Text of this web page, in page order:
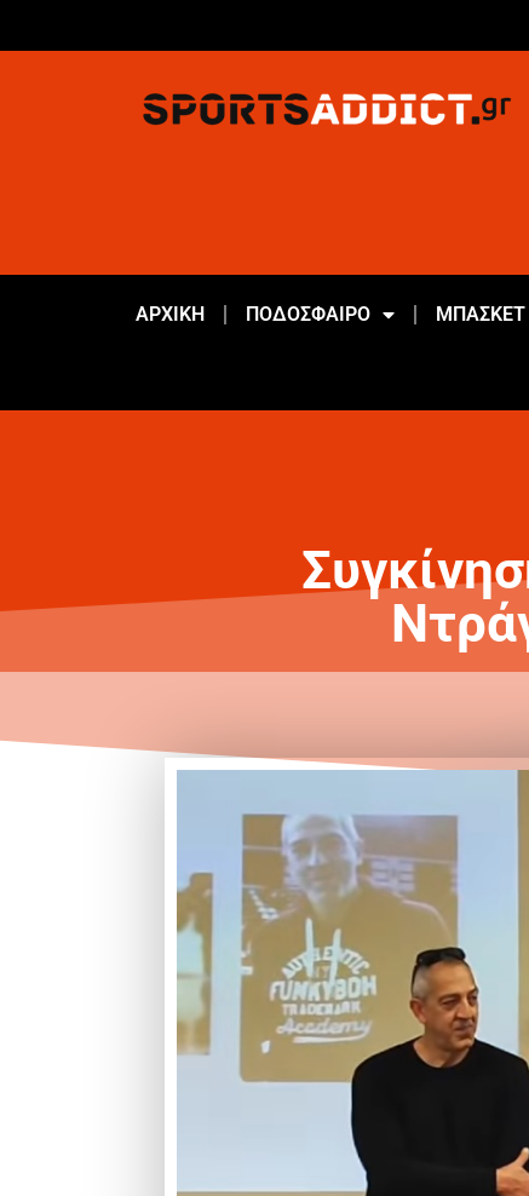
ΑΡΧΙΚΗ ΠΟΔΟΣΦΑΙΡΟ ΜΠΑΣΚΕΤ